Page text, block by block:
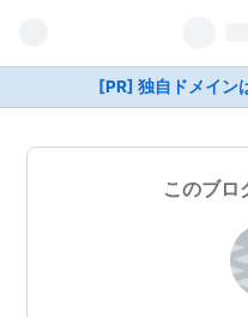
[PR] 独自ドメイン
このブロ